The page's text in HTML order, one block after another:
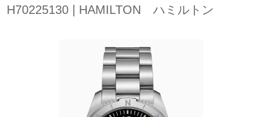
H70225130 | HAMILTON ハミルトン